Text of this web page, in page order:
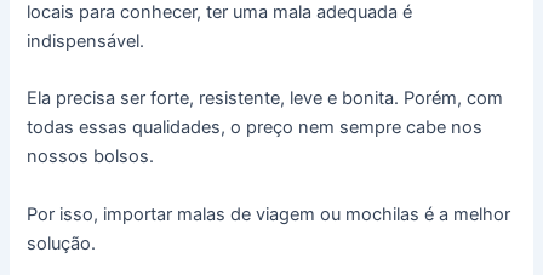
locais para conhecer, ter uma mala adequada é
indispensável.
Ela precisa ser forte, resistente, leve e bonita. Porém, com
todas essas qualidades, o preço nem sempre cabe nos
nossos bolsos.
Por isso, importar malas de viagem ou mochilas é a melhor
solução.